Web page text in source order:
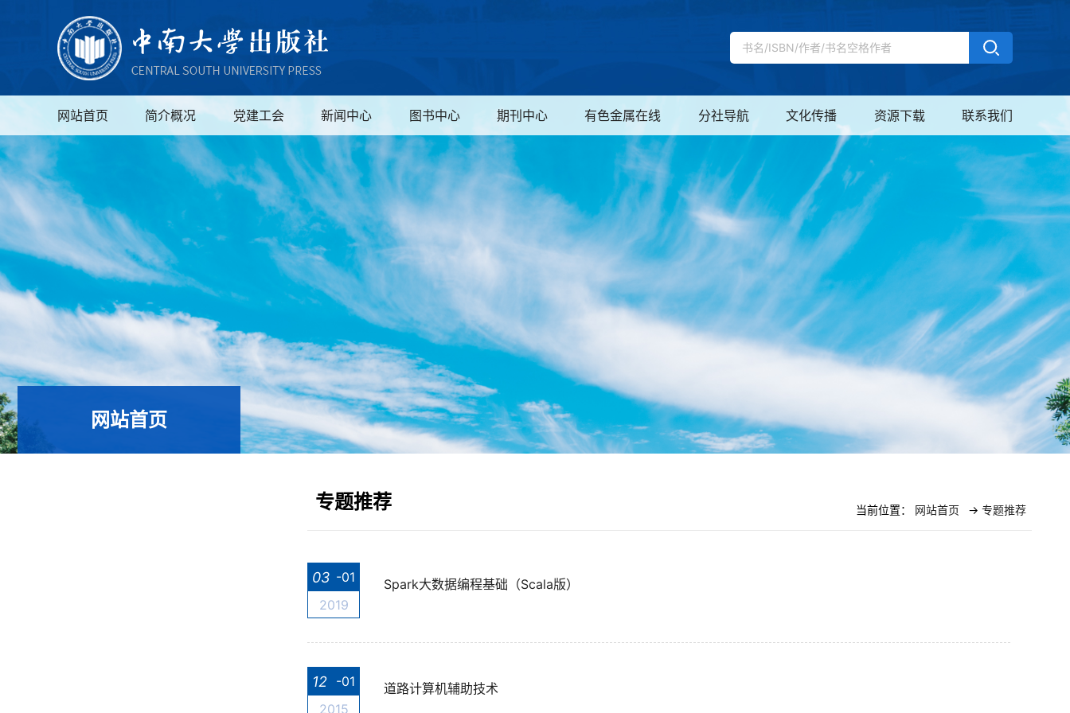
网站首页 简介概况 党建工会 新闻中心 图书中心 期刊中心 有色金属在线 分社导航 文化传播 资源下载 联系我们
网站首页
专题推荐 当前位置： 网站首页 -> 专题推荐
03 -01
2019
Spark大数据编程基础（Scala版）
12 -01
2015
道路计算机辅助技术